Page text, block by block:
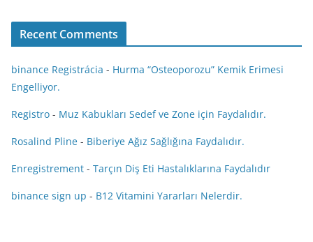
Recent Comments
binance Registrácia - Hurma “Osteoporozu” Kemik Erimesi
Engelliyor.
Registro - Muz Kabukları Sedef ve Zone için Faydalıdır.
Rosalind Pline - Biberiye Ağız Sağlığına Faydalıdır.
Enregistrement - Tarçın Diş Eti Hastalıklarına Faydalıdır
binance sign up - B12 Vitamini Yararları Nelerdir.